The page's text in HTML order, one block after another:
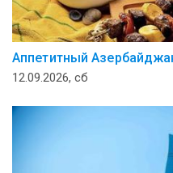
Аппетитный
12.09.2026, сб